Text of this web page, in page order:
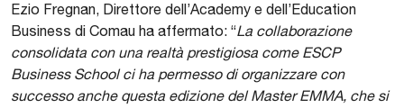
Ezio Fregnan, Direttore dell’Academy e dell’Education
Business di Comau ha affermato: “La collaborazione
consolidata con una realtà prestigiosa come ESCP
Business School ci ha permesso di organizzare con
successo anche questa edizione del Master EMMA, che si